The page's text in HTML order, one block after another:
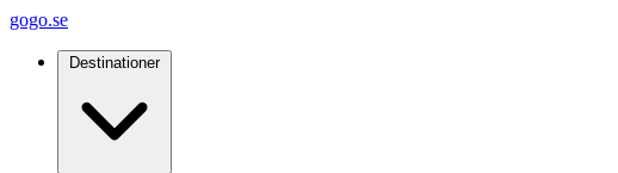
gogo.se
Destinationer